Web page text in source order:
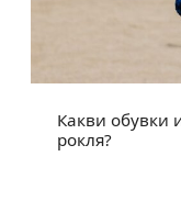
Какви обувки
рокля?